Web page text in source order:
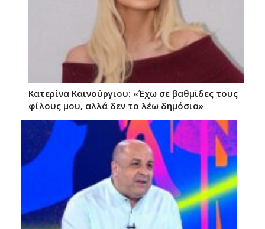
Κατερίνα Καινούργιου: «Έχω σε βαθμίδες τους
φίλους μου, αλλά δεν το λέω δημόσια»